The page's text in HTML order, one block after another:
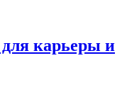
карьеры и